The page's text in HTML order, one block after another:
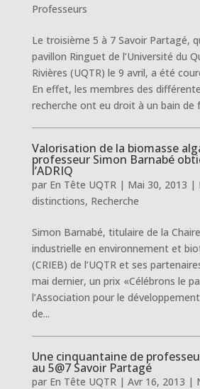
Professeurs
Le troisième 5 à 7 Savoir Partagé,
pavillon Ringuet de l’Université du
Rivières (UQTR) le 9 avril, a été
En effet, les membres des
recherche ont eu droit à un bain de
Valorisation de la biomasse
professeur Simon Barnabé
l’ADRIQ
par En Tête UQTR| Mai 30, 2013 |
distinctions, Recherche
Simon Barnabé, titulaire de la
industrielle en environnement et
(CRIEB) de l’UQTR et ses
mai dernier, un prix «Célébrons le
l’Association pour le
de...
Une cinquantaine de
au 5@7 Savoir Partagé
par En Tête UQTR| Avr 16, 2013 |